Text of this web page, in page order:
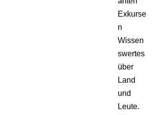
Exkurse
n
Wissen
swertes
über
Land
und
Leute.